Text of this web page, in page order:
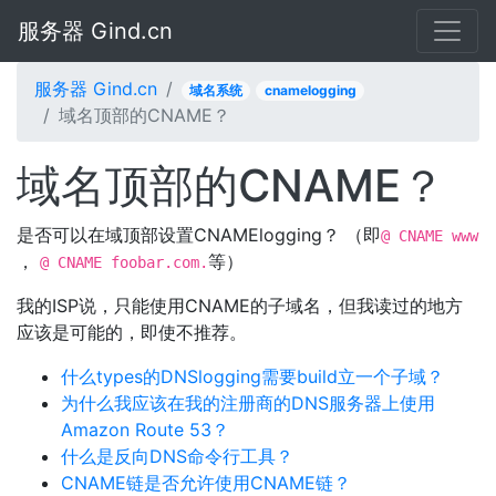
服务器 Gind.cn
服务器 Gind.cn 域名系统 cnamelogging
域名顶部的CNAME？
域名顶部的CNAME？
是否可以在域顶部设置CNAMElogging？ （即@ CNAME www
， @ CNAME foobar.com.等）
我的ISP说，只能使用CNAME的子域名，但我读过的地方
应该是可能的，即使不推荐。
什么types的DNSlogging需要build立一个子域？
为什么我应该在我的注册商的DNS服务器上使用
Amazon Route 53？
什么是反向DNS命令行工具？
CNAME链是否允许使用CNAME链？